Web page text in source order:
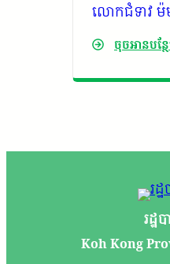
លោកជំទាវ
សំរួម ជាទីប្រឹក្
ចុចអានបន្ថ
រដ្ឋ
Koh Kong